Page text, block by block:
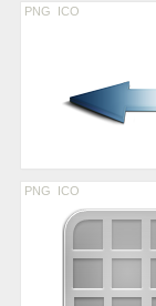
PNG ICO
PNG ICO